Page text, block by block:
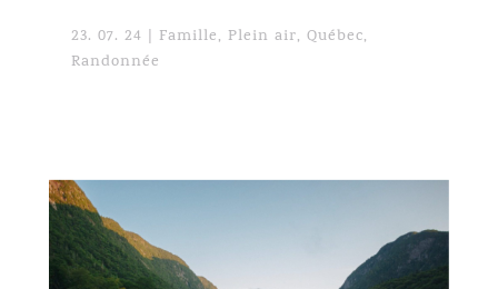
23. 07. 24 | Famille, Plein air, Québec,
Randonnée